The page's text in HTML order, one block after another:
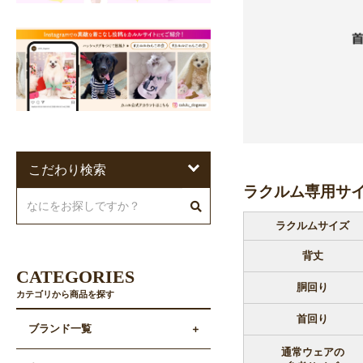
ラクルム専用サ
ラクルムサイズ
背丈
胴回り
首回り
通常ウェアの
こだわり検索
CATEGORIES
カテゴリから商品を探す
ブランド一覧